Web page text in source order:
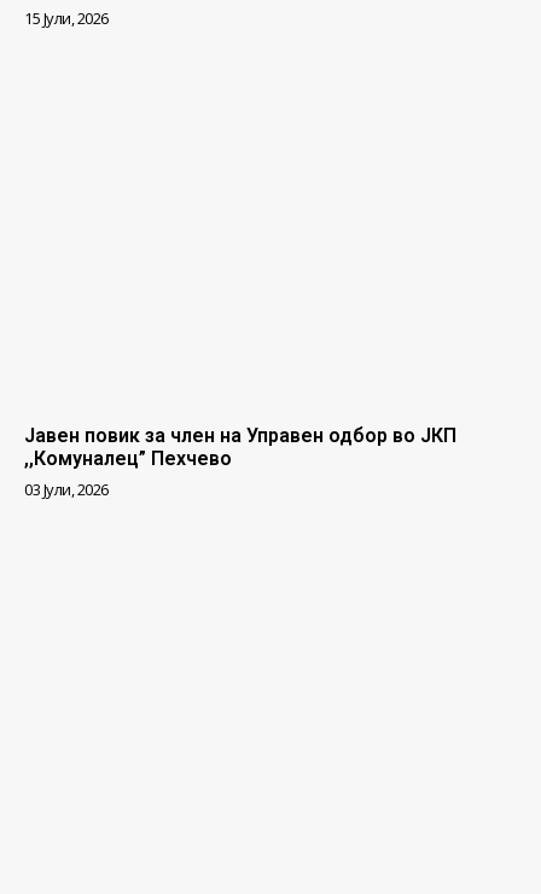
15 Јули, 2026
Јавен повик за член на Управен одбор во ЈКП
,,Комуналец” Пехчево
03 Јули, 2026